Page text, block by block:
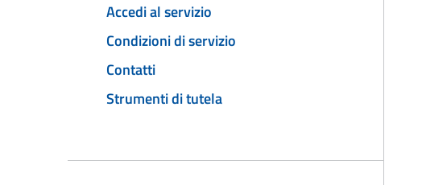
Accedi al servizio
Condizioni di servizio
Contatti
Strumenti di tutela